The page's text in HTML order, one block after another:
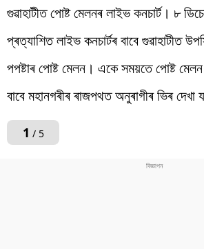
গুৱাহাটীত পোষ্ট মেলনৰ লাইভ কনচাৰ্ট। ৮
প্ৰত্যাশিত লাইভ কনচাৰ্টৰ বাবে গুৱাহাটীত
পপষ্টাৰ পোষ্ট মেলন। একে সময়তে পোষ্ট
বাবে মহানগৰীৰ ৰাজপথত অনুৰাগীৰ ভিৰ দেখা
1 / 5